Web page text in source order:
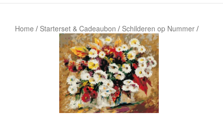
Home / Starterset & Cadeaubon / Schilderen op Nummer /